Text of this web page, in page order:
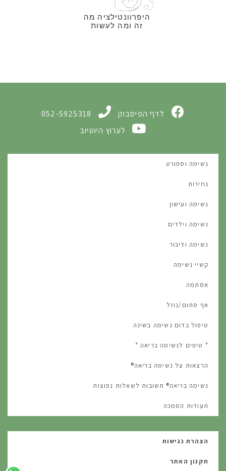
היפרוונטילציה מה
זה ומה לעשות
לדף הפיסבוק
052-5925318
לערוץ היוטיוב
נשימה וספורט
נחירות
נשימה ועישון
נשימה וילדים
נשימה ודיבור
קשיי נשימה
אסתמה
אף סתום/נוזל
טיפול בדום נשימה בשינה
* טיפים לנשימה בריאה *
הרצאות על נשימה בריאה®
נשימה בריאה® תשובות לשאלות נפוצות
תעודות הסמכה
הצהרת נגישות
תקנון האתר